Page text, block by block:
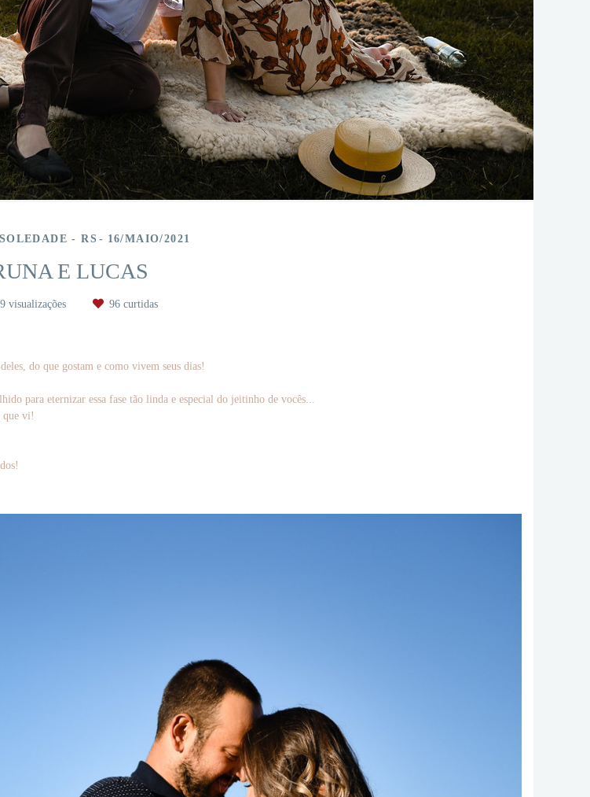
SOLEDADE - RS 16/MAIO/2021
E LUCAS
visualizações 96 curtidas
do que gostam e como vivem seus dias!
para eternizar essa fase tão linda e especial do jeitinho de vocês...
que vi!